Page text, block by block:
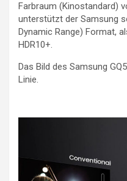
Farbraum (Kinostandard)
unterstützt der Samsung
Dynamic Range) Format,
HDR10+.
Das Bild des Samsung
Linie.